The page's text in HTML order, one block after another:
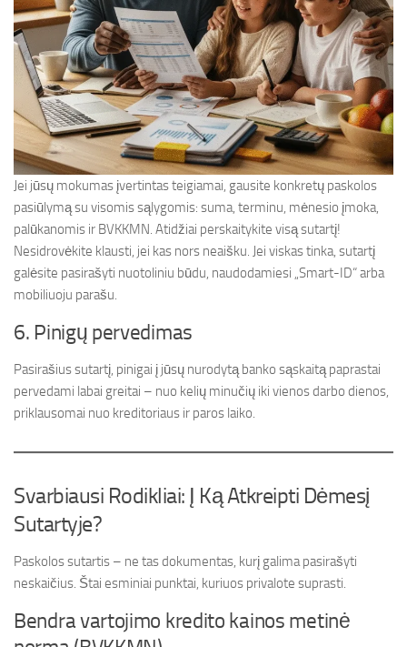
Jei jūsų mokumas įvertintas teigiamai, gausite konkretų paskolos
pasiūlymą su visomis sąlygomis: suma, terminu, mėnesio įmoka,
palūkanomis ir BVKKMN. Atidžiai perskaitykite visą sutartį!
Nesidrovėkite klausti, jei kas nors neaišku. Jei viskas tinka, sutartį
galėsite pasirašyti nuotoliniu būdu, naudodamiesi „Smart-ID“ arba
mobiliuoju parašu.
6. Pinigų pervedimas
Pasirašius sutartį, pinigai į jūsų nurodytą banko sąskaitą paprastai
pervedami labai greitai – nuo kelių minučių iki vienos darbo dienos,
priklausomai nuo kreditoriaus ir paros laiko.
Svarbiausi Rodikliai: Į Ką Atkreipti Dėmesį
Sutartyje?
Paskolos sutartis – ne tas dokumentas, kurį galima pasirašyti
neskaičius. Štai esminiai punktai, kuriuos privalote suprasti.
Bendra vartojimo kredito kainos metinė